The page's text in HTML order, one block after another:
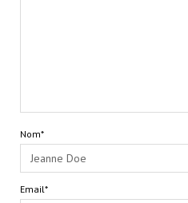
Nom*
Email*